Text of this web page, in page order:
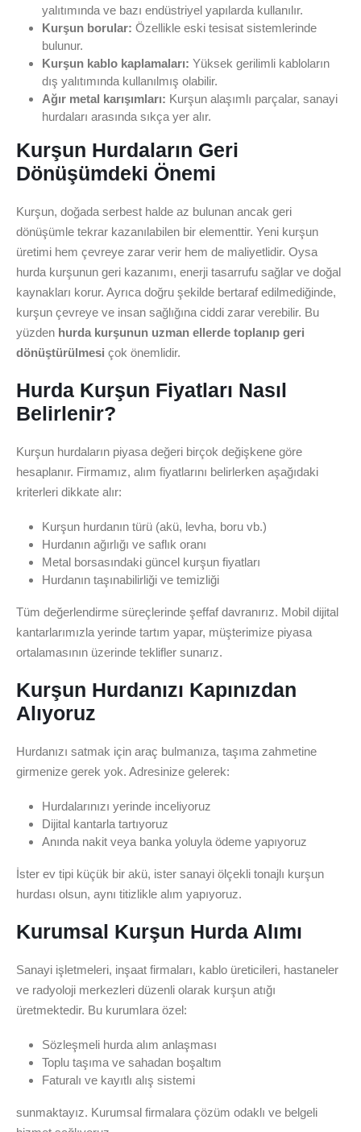
yalıtımında ve bazı endüstriyel yapılarda kullanılır.
Kurşun borular: Özellikle eski tesisat sistemlerinde
bulunur.
Kurşun kablo kaplamaları: Yüksek gerilimli kabloların
dış yalıtımında kullanılmış olabilir.
Ağır metal karışımları: Kurşun alaşımlı parçalar, sanayi
hurdaları arasında sıkça yer alır.
Kurşun Hurdaların Geri
Dönüşümdeki Önemi
Kurşun, doğada serbest halde az bulunan ancak geri
dönüşümle tekrar kazanılabilen bir elementtir. Yeni kurşun
üretimi hem çevreye zarar verir hem de maliyetlidir. Oysa
hurda kurşunun geri kazanımı, enerji tasarrufu sağlar ve doğal
kaynakları korur. Ayrıca doğru şekilde bertaraf edilmediğinde,
kurşun çevreye ve insan sağlığına ciddi zarar verebilir. Bu
yüzden hurda kurşunun uzman ellerde toplanıp geri
dönüştürülmesi çok önemlidir.
Hurda Kurşun Fiyatları Nasıl
Belirlenir?
Kurşun hurdaların piyasa değeri birçok değişkene göre
hesaplanır. Firmamız, alım fiyatlarını belirlerken aşağıdaki
kriterleri dikkate alır:
Kurşun hurdanın türü (akü, levha, boru vb.)
Hurdanın ağırlığı ve saflık oranı
Metal borsasındaki güncel kurşun fiyatları
Hurdanın taşınabilirliği ve temizliği
Tüm değerlendirme süreçlerinde şeffaf davranırız. Mobil dijital
kantarlarımızla yerinde tartım yapar, müşterimize piyasa
ortalamasının üzerinde teklifler sunarız.
Kurşun Hurdanızı Kapınızdan
Alıyoruz
Hurdanızı satmak için araç bulmanıza, taşıma zahmetine
girmenize gerek yok. Adresinize gelerek:
Hurdalarınızı yerinde inceliyoruz
Dijital kantarla tartıyoruz
Anında nakit veya banka yoluyla ödeme yapıyoruz
İster ev tipi küçük bir akü, ister sanayi ölçekli tonajlı kurşun
hurdası olsun, aynı titizlikle alım yapıyoruz.
Kurumsal Kurşun Hurda Alımı
Sanayi işletmeleri, inşaat firmaları, kablo üreticileri, hastaneler
ve radyoloji merkezleri düzenli olarak kurşun atığı
üretmektedir. Bu kurumlara özel:
Sözleşmeli hurda alım anlaşması
Toplu taşıma ve sahadan boşaltım
Faturalı ve kayıtlı alış sistemi
sunmaktayız. Kurumsal firmalara çözüm odaklı ve belgeli